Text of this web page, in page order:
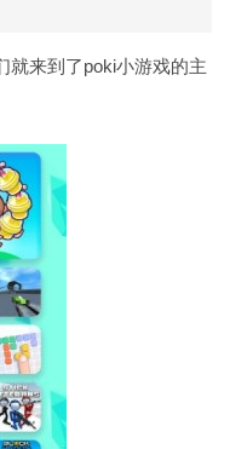
就来到了poki小游戏的主